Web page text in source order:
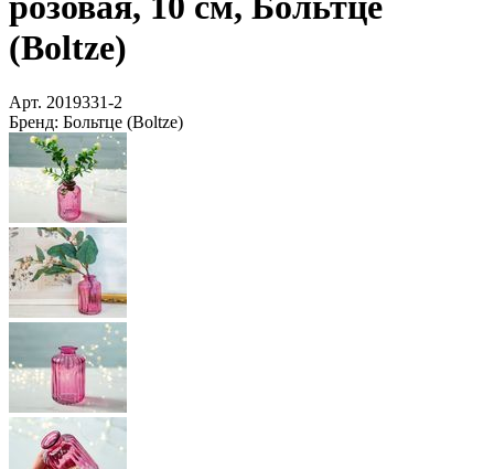
(Boltze)
Арт. 2019331-2
Бренд: Больтце (Boltze)